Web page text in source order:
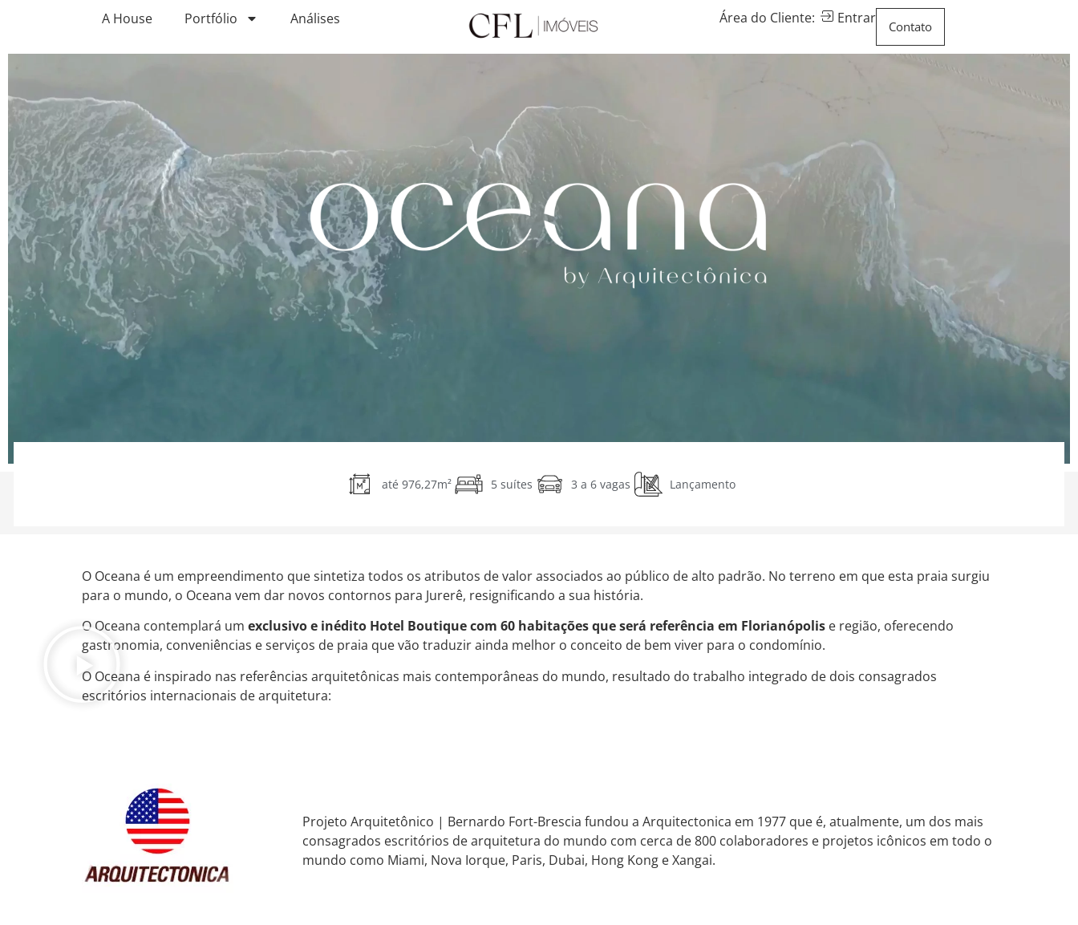
A House Portfólio Análises Área do Cliente: Entrar Contato
até 976,27m² 5 suítes 3 a 6 vagas Lançamento
O Oceana é um empreendimento que sintetiza todos os atributos de valor associados ao público de alto padrão. No terreno em que esta praia surgiu
para o mundo, o Oceana vem dar novos contornos para Jurerê, resignificando a sua história.
O Oceana contemplará um exclusivo e inédito Hotel Boutique com 60 habitações que será referência em Florianópolis e região, oferecendo
gastronomia, conveniências e serviços de praia que vão traduzir ainda melhor o conceito de bem viver para o condomínio.
O Oceana é inspirado nas referências arquitetônicas mais contemporâneas do mundo, resultado do trabalho integrado de dois consagrados
escritórios internacionais de arquitetura:
Projeto Arquitetônico | Bernardo Fort-Brescia fundou a Arquitectonica em 1977 que é, atualmente, um dos mais
consagrados escritórios de arquitetura do mundo com cerca de 800 colaboradores e projetos icônicos em todo o
mundo como Miami, Nova Iorque, Paris, Dubai, Hong Kong e Xangai.